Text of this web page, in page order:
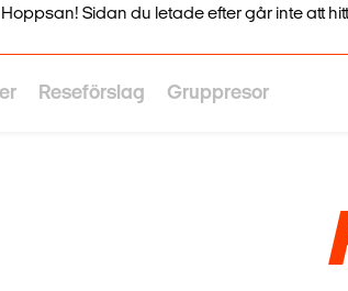
Reseförslag Gruppresor
Hoppsan! Sidan du letade efter går inte att